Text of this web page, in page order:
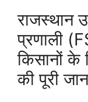
राजस्थान
प्रणाली
किसानों के
की पूरी